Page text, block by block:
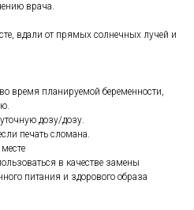
врача.
вдали от прямых солнечных лучей и
время планируемой беременности,
дозу/дозу.
печать сломана.
в качестве замены
питания и здорового образа